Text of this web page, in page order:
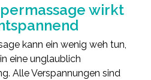
wirkt
kann ein wenig weh tun,
eine unglaublich
Alle Verspannungen sind